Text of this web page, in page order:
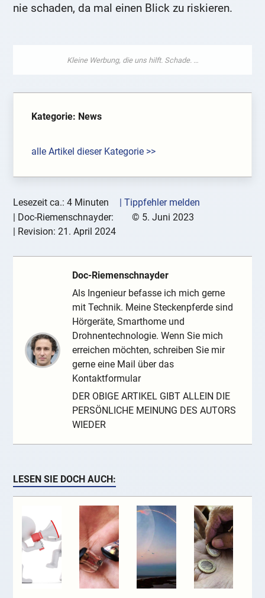
nie schaden, da mal einen Blick zu riskieren.
Kategorie: News
alle Artikel dieser Kategorie >>
Lesezeit ca.: 4 Minuten
| Tippfehler melden
| Doc-Riemenschnayder: © 5. Juni 2023
| Revision:21. April 2024
Doc-Riemenschnayder
Als Ingenieur befasse ich mich gerne
mit Technik. Meine Steckenpferde sind
Hörgeräte, Smarthome und
Drohnentechnologie. Wenn Sie mich
erreichen möchten, schreiben Sie mir
gerne eine Mail über das
Kontaktformular
DER OBIGE ARTIKEL GIBT ALLEIN DIE
PERSÖNLICHE MEINUNG DES AUTORS
WIEDER
LESEN SIE DOCH AUCH: